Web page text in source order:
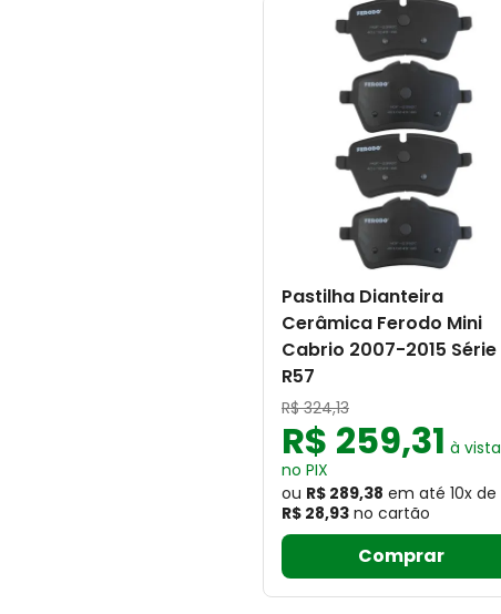
Pastilha Dianteira
Cerâmica Ferodo Mini
Cabrio 2007-2015 Série
R57
R$ 324,13
R$ 259,31 à vista
no PIX
ou R$ 289,38 em até 10x de
R$ 28,93 no cartão
Comprar